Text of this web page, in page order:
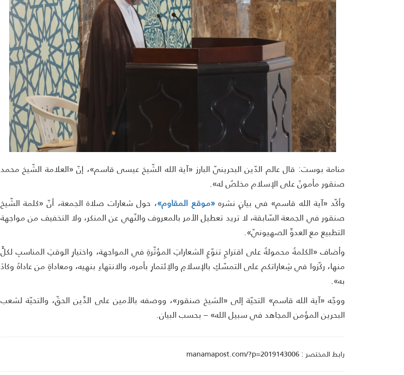
منامة بوست: قال عالم الدّين البحرينيّ البارز «آية الله الشّيخ عيسى قاسم»، إنّ «العلامة الشّيخ محمد
صنقور مأمونٌ على الإسلام مخلصٌ له».
وأكّد «آية الله قاسم» في بيانٍ نشره«موقع المقاوم»، حول شعارات صلاة الجمعة، أنّ «كلمة الشّيخ
صنقور في الجمعة السّابقة، لا تريد تعطيل الأمر بالمعروف والنّهي عن المنكر، ولا التخفيف من مواجهة
التطبيع مع العدوِّ الصهيونيّ».
وأضاف «الكلمةُ محمولةٌ على اقتراحِ تنوّعِ الشعاراتِ المؤثّرةِ في المواجهة، واختيارِ الوقتِ المناسبِ لكلٍّ
منها، ركّزوا في شِعاراتكم على التمسّكِ بالإسلامِ والاِئتمارِ بأمره، والانتهاءِ بنهيه، ومعاداةِ من عاداهُ وكادَ
به».
ووجّه «آية الله قاسم» التحيّة إلى «الشيخ صنقور»، ووصفه بالأمين على الدِّين الحقّ، والتحيّة لشعب
البحرين المؤمن المجاهد في سبيل الله» – بحسب البيان.
رابط المختصر : manamapost.com/?p=2019143006